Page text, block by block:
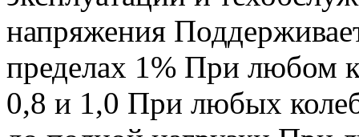
напряжения
пределах 1% При любом
0,8 и 1,0 При любых